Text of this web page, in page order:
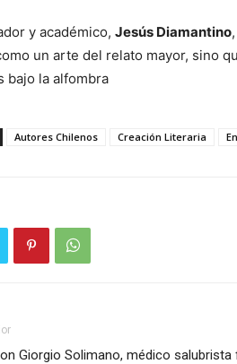
y académico, Jesús Diamantino
un arte del relato mayor, sino
bajo la alfombra
Autores Chilenos Creación Literaria
Giorgio Solimano, médico